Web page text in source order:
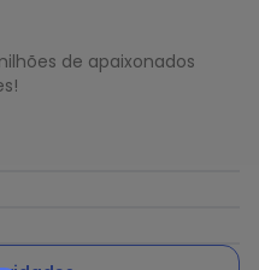
de apaixonados